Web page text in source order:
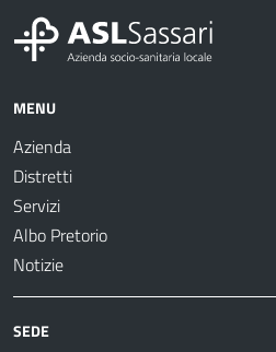
MENU
Azienda
Distretti
Servizi
Albo Pretorio
Notizie
SEDE